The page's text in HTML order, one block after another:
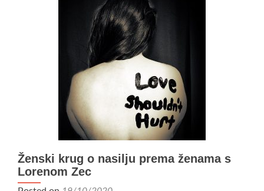
2020.
godini
Ženski krug o nasilju prema ženama s
Lorenom Zec